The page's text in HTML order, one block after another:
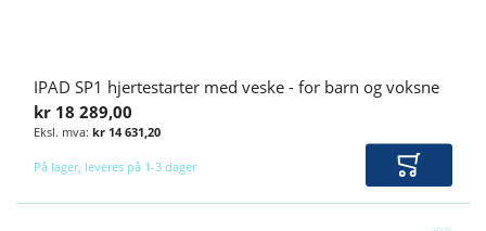
IPAD SP1 hjertestarter med veske - for barn og voksne
kr 18 289,00
kr 14 631,20
På lager, leveres på 1-3 dager Legg i